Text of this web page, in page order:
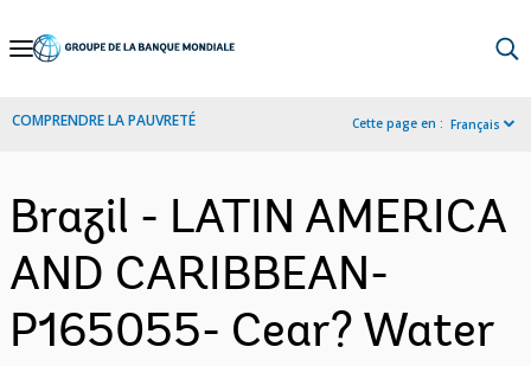
Skip
Navigation
COMPRENDRE LA PAUVRETÉ Cette page en : Français
Brazil - LATIN AMERICA
AND CARIBBEAN-
P165055- Cear? Water